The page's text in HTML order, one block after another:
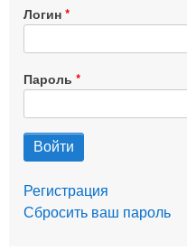
Логин
Пароль
Регистрация
Сбросить ваш пароль